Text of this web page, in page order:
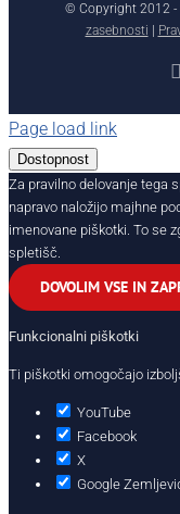
© Copyright 2012 -
zasebnosti
Page load link
Dostopnost
Za pravilno delovanje tega
napravo naložijo majhne
imenovane piškotki. To se
spletišč.
DOVOLIM VSE IN
Funkcionalni piškotki
Ti piškotki omogočajo
YouTube
Facebook
X
Google